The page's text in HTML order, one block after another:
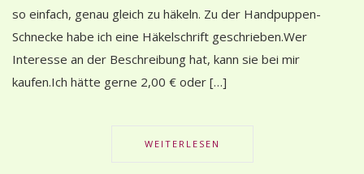
so einfach, genau gleich zu häkeln. Zu der Handpuppen-
Schnecke habe ich eine Häkelschrift geschrieben.Wer
Interesse an der Beschreibung hat, kann sie bei mir
kaufen.Ich hätte gerne 2,00 € oder […]
WEITERLESEN